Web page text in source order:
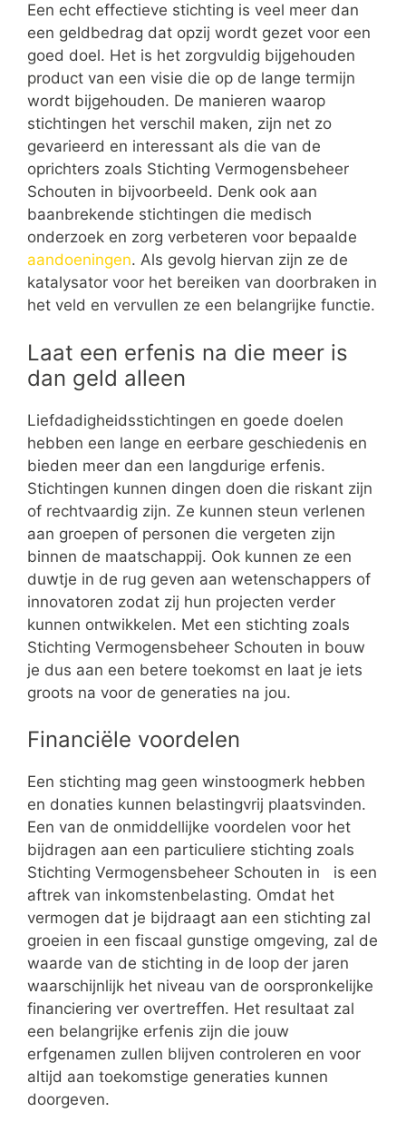
Een echt effectieve stichting is veel meer dan
een geldbedrag dat opzij wordt gezet voor een
goed doel. Het is het zorgvuldig bijgehouden
product van een visie die op de lange termijn
wordt bijgehouden. De manieren waarop
stichtingen het verschil maken, zijn net zo
gevarieerd en interessant als die van de
oprichters zoals Stichting Vermogensbeheer
Schouten in bijvoorbeeld. Denk ook aan
baanbrekende stichtingen die medisch
onderzoek en zorg verbeteren voor bepaalde
aandoeningen. Als gevolg hiervan zijn ze de
katalysator voor het bereiken van doorbraken in
het veld en vervullen ze een belangrijke functie.
Laat een erfenis na die meer is
dan geld alleen
Liefdadigheidsstichtingen en goede doelen
hebben een lange en eerbare geschiedenis en
bieden meer dan een langdurige erfenis.
Stichtingen kunnen dingen doen die riskant zijn
of rechtvaardig zijn. Ze kunnen steun verlenen
aan groepen of personen die vergeten zijn
binnen de maatschappij. Ook kunnen ze een
duwtje in de rug geven aan wetenschappers of
innovatoren zodat zij hun projecten verder
kunnen ontwikkelen. Met een stichting zoals
Stichting Vermogensbeheer Schouten in bouw
je dus aan een betere toekomst en laat je iets
groots na voor de generaties na jou.
Financiële voordelen
Een stichting mag geen winstoogmerk hebben
en donaties kunnen belastingvrij plaatsvinden.
Een van de onmiddellijke voordelen voor het
bijdragen aan een particuliere stichting zoals
Stichting Vermogensbeheer Schouten in is een
aftrek van inkomstenbelasting. Omdat het
vermogen dat je bijdraagt aan een stichting zal
groeien in een fiscaal gunstige omgeving, zal de
waarde van de stichting in de loop der jaren
waarschijnlijk het niveau van de oorspronkelijke
financiering ver overtreffen. Het resultaat zal
een belangrijke erfenis zijn die jouw
erfgenamen zullen blijven controleren en voor
altijd aan toekomstige generaties kunnen
doorgeven.